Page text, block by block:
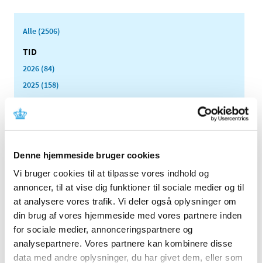
Denne hjemmeside bruger cookies
Vi bruger cookies til at tilpasse vores indhold og
annoncer, til at vise dig funktioner til sociale medier og til
at analysere vores trafik. Vi deler også oplysninger om
din brug af vores hjemmeside med vores partnere inden
for sociale medier, annonceringspartnere og
analysepartnere. Vores partnere kan kombinere disse
data med andre oplysninger, du har givet dem, eller som
Alle (2506)
TID
2026 (84)
2025 (158)
2024 (224)
2023 (195)
2022 (197)
2021 (516)
2019 (159)
2018 (150)
2017 (167)
2016 (167)
2015 (33)